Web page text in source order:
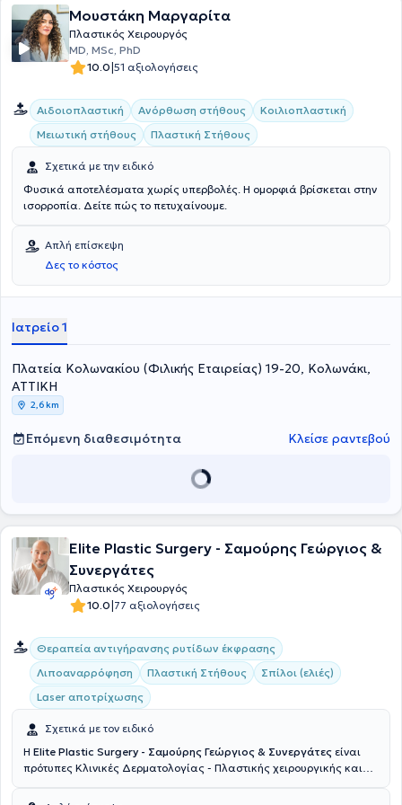
σκαφοειδή θώρακα με 3D ενθέματα, σε συνεργασία με το
Πανεπιστημιακό Νοσοκομείο της Τουλούζης. Επιπλέον, διαθέτει
παγκόσμια εργασιακή εμπειρία, έχοντας εργαστεί σε πολλές
χώρες ανά τον κόσμο, μεταξύ των οποίων το Ηνωμένο Βασιλείο, η
Γερμανία, η Σουηδία και η Κίνα. Ο γιατρός εξειδικεύεται στη
Τέλος έχει πολυάριθμες δημοσιεύσεις σε υψηλού κύρους
επιστημονικά περιοδικά και πολλαπλές ευρεσιτεχνίες ενώ έχει
κάνει πολλές παρουσιάσεις σε διεθνή συνέδρια Πλαστικής
Χειρουργικής.
Μουστάκη Μαργαρίτα
Πλαστικός Χειρουργός
MD, MSc, PhD
10.0|51 αξιολογήσεις
Αιδοιοπλαστική Ανόρθωση στήθους
Κοιλιοπλαστική
Μειωτική στήθους
Πλαστική Στήθους
Σχετικά με την ειδικό
Φυσικά αποτελέσματα χωρίς υπερβολές. Η ομορφιά βρίσκεται στην
ισορροπία. Δείτε πώς το πετυχαίνουμε.
Απλή επίσκεψη
Δες το κόστος
Ιατρείο 1
Πλατεία Κολωνακίου (Φιλικής Εταιρείας) 19-20, Κολωνάκι,
ΑΤΤΙΚΗ
2,6 km
Επόμενη διαθεσιμότητα Κλείσε ραντεβού
Elite Plastic Surgery - Σαμούρης Γεώργιος &
Συνεργάτες
Πλαστικός Χειρουργός
10.0|77 αξιολογήσεις
Θεραπεία αντιγήρανσης ρυτίδων έκφρασης
Λιποαναρρόφηση
Πλαστική Στήθους
Σπίλοι (ελιές)
Laser αποτρίχωσης
Σχετικά με τον ειδικό
Η Elite Plastic Surgery - Σαμούρης Γεώργιος & Συνεργάτες είναι
πρότυπες Κλινικές Δερματολογίας - Πλαστικής χειρουργικής και
διευθυντής της Κλινικής είναι ο πλαστικός χειρουργός Γιώργος